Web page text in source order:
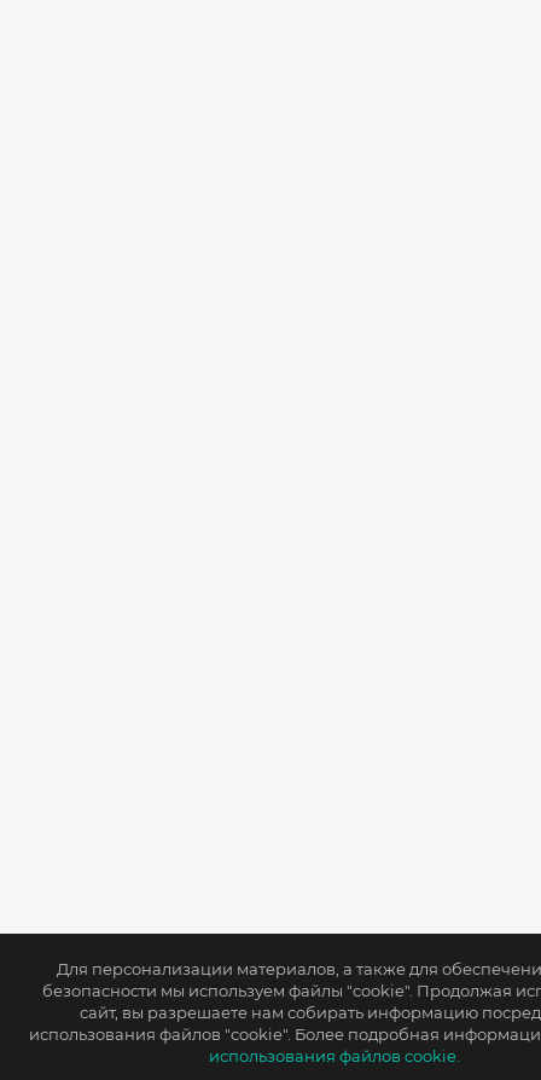
Для персонализации материалов, а также для
безопасности мы используем файлы "cookie". Продолжая
сайт, вы разрешаете нам собирать информацию
использования файлов "cookie". Более подробная
использования файлов cookie.